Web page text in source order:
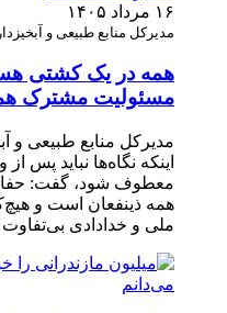
۱۶ مرداد ۱۴۰۵
مدیرکل منابع طبیعی و
همه در یک کشتی
مسئولیت مشترک
مدیرکل منابع طبیعی و
اینکه نگاه‌ها نباید
معطوف شود، گفت:
همه ذینفعان است و
ملی و خدادادی بی‌تفاوت